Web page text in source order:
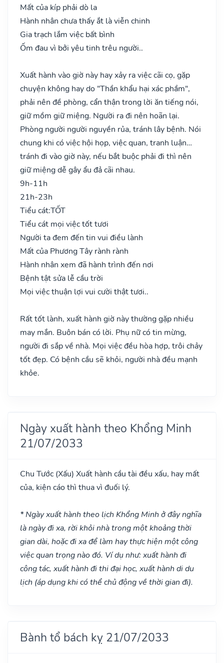
Mất của kíp phải dò la
Hành nhân chưa thấy ắt là viễn chinh
Gia trạch lắm việc bất bình
Ốm đau vì bởi yêu tinh trêu người..
Xuất hành vào giờ này hay xảy ra việc cãi cọ, gặp
chuyện không hay do "Thần khẩu hại xác phầm",
phải nên đề phòng, cẩn thận trong lời ăn tiếng nói,
giữ mồm giữ miệng. Người ra đi nên hoãn lại.
Phòng người người nguyền rủa, tránh lây bệnh. Nói
chung khi có việc hội họp, việc quan, tranh luận…
tránh đi vào giờ này, nếu bắt buộc phải đi thì nên
giữ miệng dễ gây ẩu đả cãi nhau.
9h-11h
21h-23h
Tiểu cát:TỐT
Tiểu cát mọi việc tốt tươi
Người ta đem đến tin vui điều lành
Mất của Phương Tây rành rành
Hành nhân xem đã hành trình đến nơi
Bệnh tật sửa lễ cầu trời
Mọi việc thuận lợi vui cười thật tươi..
Rất tốt lành, xuất hành giờ này thường gặp nhiều
may mắn. Buôn bán có lời. Phụ nữ có tin mừng,
người đi sắp về nhà. Mọi việc đều hòa hợp, trôi chảy
tốt đẹp. Có bệnh cầu sẽ khỏi, người nhà đều mạnh
khỏe.
Ngày xuất hành theo Khổng Minh
21/07/2033
Chu Tước (Xấu) Xuất hành cầu tài đều xấu, hay mất
của, kiện cáo thì thua vì đuối lý.
* Ngày xuất hành theo lịch Khổng Minh ở đây nghĩa
là ngày đi xa, rời khỏi nhà trong một khoảng thời
gian dài, hoặc đi xa để làm hay thực hiện một công
việc quan trọng nào đó. Ví dụ như: xuất hành đi
công tác, xuất hành đi thi đại học, xuất hành di du
lịch (áp dụng khi có thể chủ động về thời gian đi).
Bành tổ bách kỵ 21/07/2033